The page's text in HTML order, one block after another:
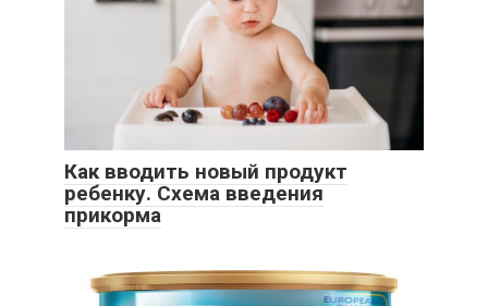
Как вводить новый продукт
ребенку. Схема введения
прикорма